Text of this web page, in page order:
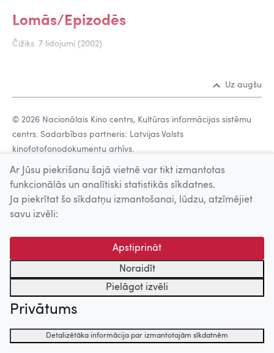
Lomās/Epizodēs
Čižiks. 7 lidojumi (2002)
Uz augšu
© 2026 Nacionālais Kino centrs, Kultūras informācijas sistēmu
centrs. Sadarbības partneris: Latvijas Valsts
kinofotofonodokumentu arhīvs.
Ar Jūsu piekrišanu šajā vietnē var tikt izmantotas
funkcionālās un analītiski statistikās sīkdatnes.
Ja piekrītat šo sīkdatņu izmantošanai, lūdzu, atzīmējiet
savu izvēli:
Apstiprināt
Noraidīt
Pielāgot izvēli
Privātums
Detalizētāka informācija par izmantotajām sīkdatnēm